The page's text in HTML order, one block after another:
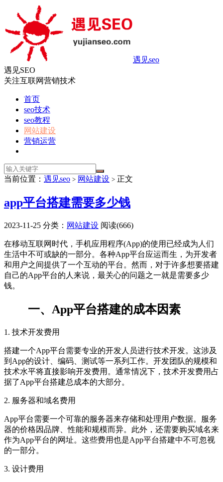
遇见seo
遇见SEO
关注互联网营销技术
首页
seo技术
seo教程
网站建设
营销运营
当前位置： 遇见seo > 网站建设 > 正文
app平台搭建需要多少钱
2023-11-25 分类： 网站建设 阅读(666)
在移动互联网时代，手机应用程序(App)的使用已经成为人们
生活中不可或缺的一部分。各种App平台应运而生，为开发者
和用户之间提供了一个互动的平台。然而，对于许多想要搭建
自己的App平台的人来说，最关心的问题之一就是需要多少
钱。
一、App平台搭建的成本因素
1. 技术开发费用
搭建一个App平台需要专业的开发人员进行技术开发。这涉及
到App的设计、编码、测试等一系列工作。开发团队的规模和
技术水平将直接影响开发费用。通常情况下，技术开发费用占
据了App平台搭建总成本的大部分。
2. 服务器和域名费用
App平台需要一个可靠的服务器来存储和处理用户数据。服务
器的价格因品牌、性能和规模而异。此外，还需要购买域名来
作为App平台的网址。这些费用也是App平台搭建中不可忽视
的一部分。
3. 设计费用